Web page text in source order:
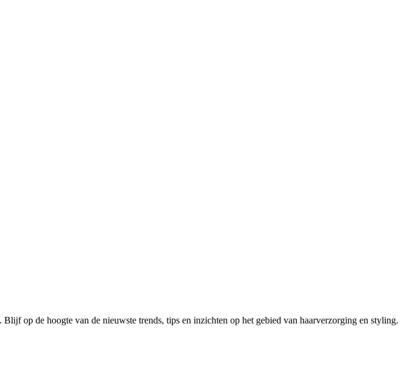
op de hoogte van de nieuwste trends, tips en inzichten op het gebied van haarverzorging en styling.